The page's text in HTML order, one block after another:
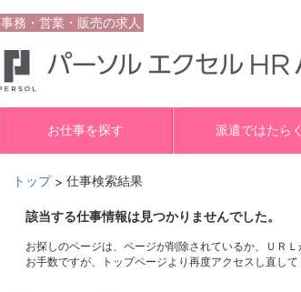
事務・営業・販売の求人
お仕事を探す 派遣ではたらく
トップ > 仕事検索結果
該当する仕事情報は見つかりませんでした。
お探しのページは、ページが削除されているか、ＵＲＬ
お手数ですが、トップページより再度アクセスし直して